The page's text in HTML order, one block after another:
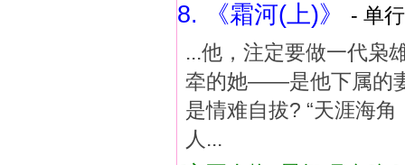
8. 《霜河(上)》
- 单
...他，注定要做一代枭
牵的她——是他下属的
是情难自拔? “天涯海
人...